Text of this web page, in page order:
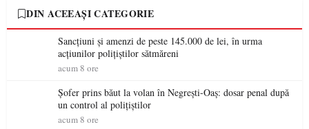
DIN ACEEAȘI CATEGORIE
Sancțiuni și amenzi de peste 145.000 de lei, în urma
acțiunilor polițiștilor sătmăreni
acum 8 ore
Șofer prins băut la volan în Negrești-Oaș: dosar penal după
un control al polițiștilor
acum 8 ore